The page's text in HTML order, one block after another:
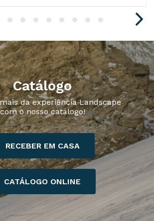
Catálogo
da experiência Landscape
com o nosso catálogo!
RECEBER EM CASA
CATÁLOGO ONLINE